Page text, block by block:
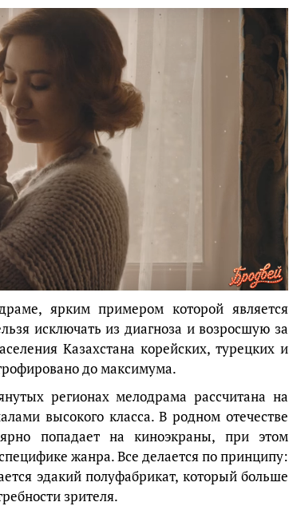
ярким примером которой является
исключать из диагноза и возросшую за
Казахстана корейских, турецких и
до максимума.
регионах мелодрама рассчитана на
высокого класса. В родном отечестве
попадает на киноэкраны, при этом
жанра. Все делается по принципу:
эдакий полуфабрикат, который больше
зрителя.